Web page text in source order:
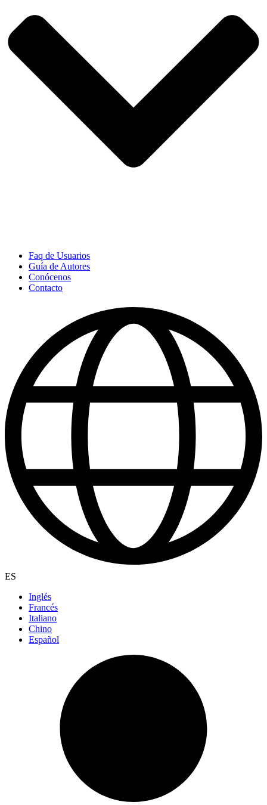
Faq de Usuarios
Guía de Autores
Conócenos
Contacto
ES
Inglés
Francés
Italiano
Chino
Español